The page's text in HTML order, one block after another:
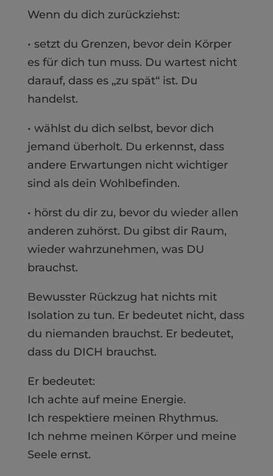
Wenn du dich zurückziehst:
• setzt du Grenzen, bevor dein Körper
es für dich tun muss. Du wartest nicht
darauf, dass es „zu spät“ ist. Du
handelst.
• wählst du dich selbst, bevor dich
jemand überholt. Du erkennst, dass
andere Erwartungen nicht wichtiger
sind als dein Wohlbefinden.
• hörst du dir zu, bevor du wieder allen
anderen zuhörst. Du gibst dir Raum,
wieder wahrzunehmen, was DU
brauchst.
Bewusster Rückzug hat nichts mit
Isolation zu tun. Er bedeutet nicht, dass
du niemanden brauchst. Er bedeutet,
dass du DICH brauchst.
Er bedeutet:
Ich achte auf meine Energie.
Ich respektiere meinen Rhythmus.
Ich nehme meinen Körper und meine
Seele ernst.